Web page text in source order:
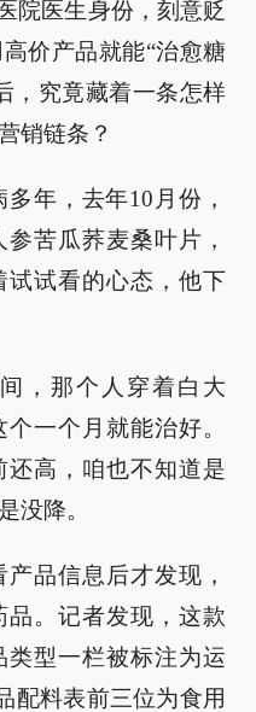
院医生身份，刻意贬
价产品就能“治愈糖
，究竟藏着一条怎样
销链条？
年，去年10月份，
苦瓜荞麦桑叶片，
试试看的心态，他下
，那个人穿着白大
一个月就能治好。
还高，咱也不知道是
没降。
品信息后才发现，
品。记者发现，这款
类型一栏被标注为运
配料表前三位为食用